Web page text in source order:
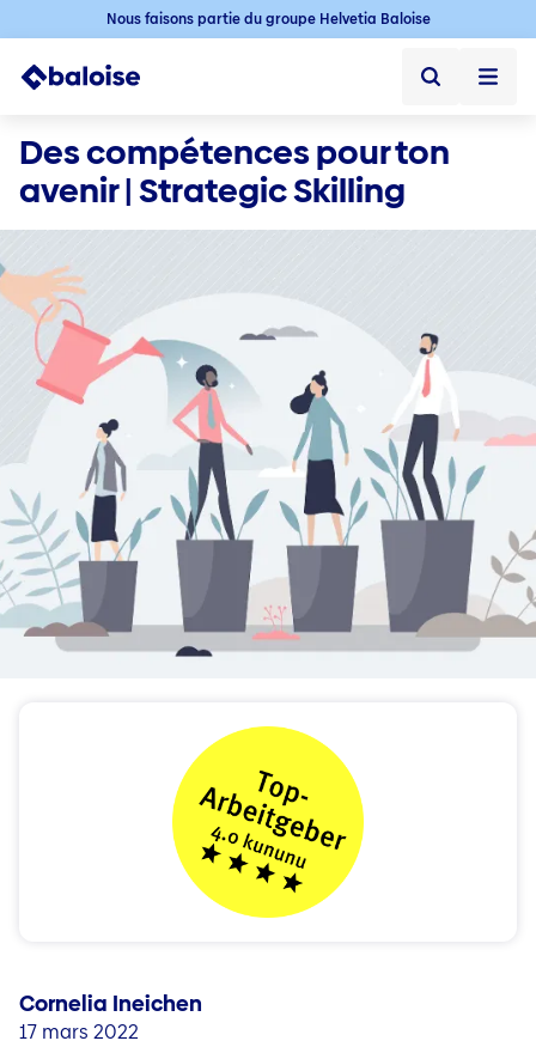
Nous faisons partie du groupe Helvetia Baloise
Home
Home ➞
Durabilité
Durabilité ➞
Jobs
Offres d'emploi ➞
Jobs en Suisse
Postes vacants
Baloise en tant qu' employeur
Premier emploi
Professionnel·les expérimenté·es​
Carrière dans le service externe
Questions et contact
Jobs en nos sociétés nationales
Personnes & stories
Conseils pour votre candidature et votre carrière
Des compétences pour ton
avenir | Strategic Skilling
Cornelia Ineichen
17 mars 2022